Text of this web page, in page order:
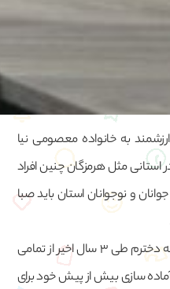
به خانواده معصومی نیا
مثل هرمزگان چنین افراد
و نوجوانان استان باید صبا
پدر صبا معصومی نیا نیز با بیان اینکه دخترم طی ۳ سال اخیر از تمامی
سازی بیش از پیش خود برای